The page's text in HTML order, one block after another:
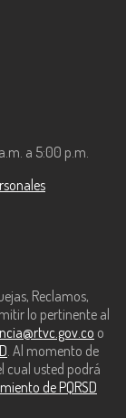
a 5:00 p.m.
Reclamos,
lo pertinente al
o
. Al momento de
cual usted podrá
de PQRSD